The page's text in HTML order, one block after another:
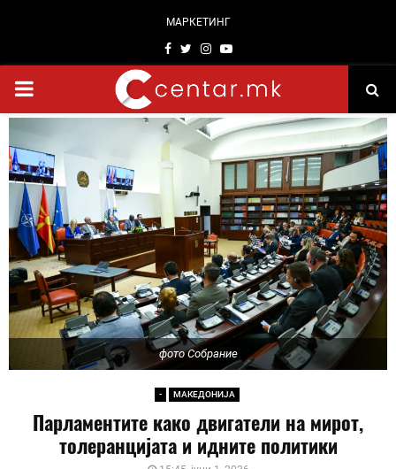
МАРКЕТИНГ
Facebook
TwitterInstagram
Youtube
PRIMARY
MENU
фото Собрание
- МАКЕДОНИЈА
Парламентите како двигатели на мирот,
толеранцијата и идните политики